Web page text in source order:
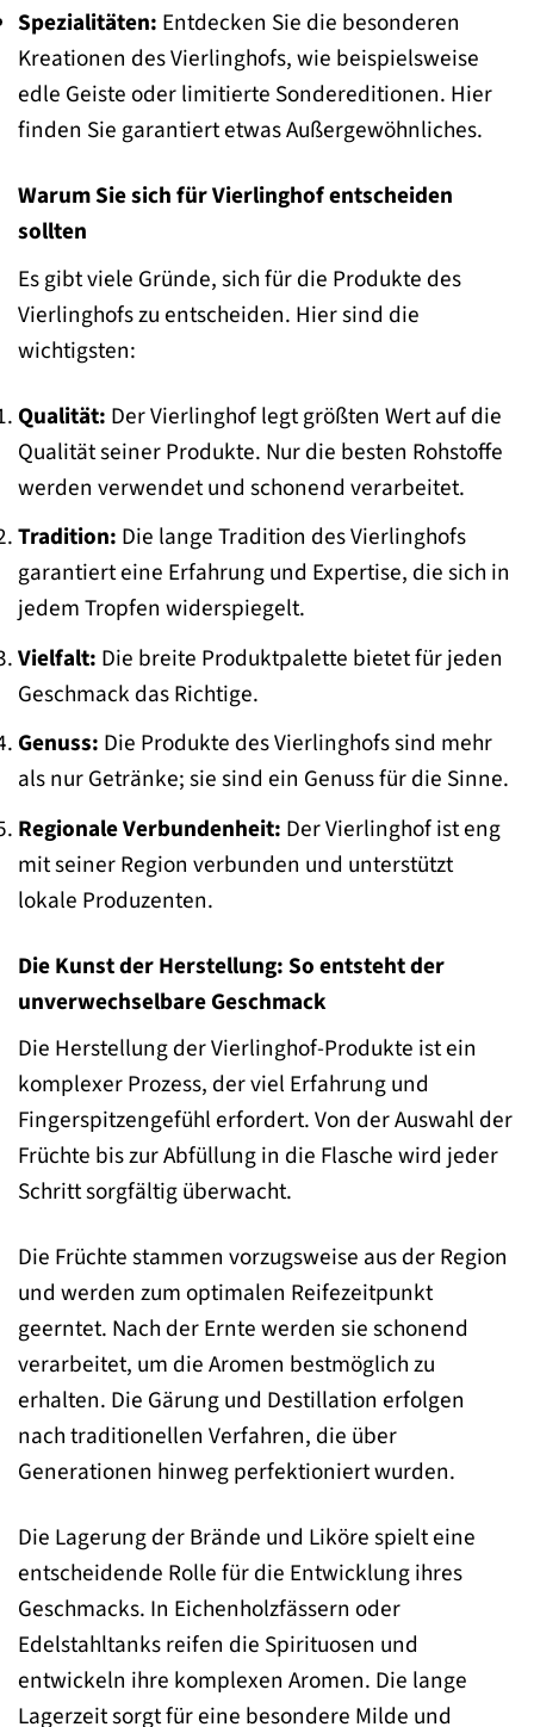
Spezialitäten: Entdecken Sie die besonderen
Kreationen des Vierlinghofs, wie beispielsweise
edle Geiste oder limitierte Sondereditionen. Hier
finden Sie garantiert etwas Außergewöhnliches.
Warum Sie sich für Vierlinghof entscheiden
sollten
Es gibt viele Gründe, sich für die Produkte des
Vierlinghofs zu entscheiden. Hier sind die
wichtigsten:
Qualität: Der Vierlinghof legt größten Wert auf die
Qualität seiner Produkte. Nur die besten Rohstoffe
werden verwendet und schonend verarbeitet.
Tradition: Die lange Tradition des Vierlinghofs
garantiert eine Erfahrung und Expertise, die sich in
jedem Tropfen widerspiegelt.
Vielfalt: Die breite Produktpalette bietet für jeden
Geschmack das Richtige.
Genuss: Die Produkte des Vierlinghofs sind mehr
als nur Getränke; sie sind ein Genuss für die Sinne.
Regionale Verbundenheit: Der Vierlinghof ist eng
mit seiner Region verbunden und unterstützt
lokale Produzenten.
Die Kunst der Herstellung: So entsteht der
unverwechselbare Geschmack
Die Herstellung der Vierlinghof-Produkte ist ein
komplexer Prozess, der viel Erfahrung und
Fingerspitzengefühl erfordert. Von der Auswahl der
Früchte bis zur Abfüllung in die Flasche wird jeder
Schritt sorgfältig überwacht.
Die Früchte stammen vorzugsweise aus der Region
und werden zum optimalen Reifezeitpunkt
geerntet. Nach der Ernte werden sie schonend
verarbeitet, um die Aromen bestmöglich zu
erhalten. Die Gärung und Destillation erfolgen
nach traditionellen Verfahren, die über
Generationen hinweg perfektioniert wurden.
Die Lagerung der Brände und Liköre spielt eine
entscheidende Rolle für die Entwicklung ihres
Geschmacks. In Eichenholzfässern oder
Edelstahltanks reifen die Spirituosen und
entwickeln ihre komplexen Aromen. Die lange
Lagerzeit sorgt für eine besondere Milde und